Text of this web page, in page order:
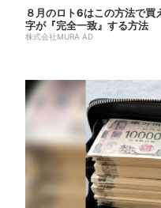
８月のロト6はこの方法で買
字が『完全一致』する方法
株式会社MURA AD